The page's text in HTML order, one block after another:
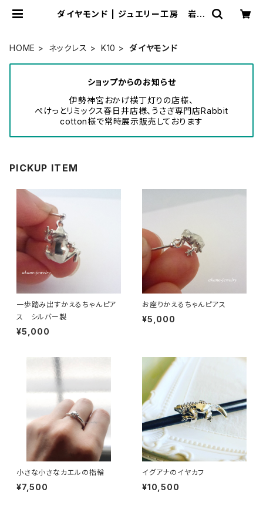
ダイヤモンド | ジュエリー工房 岩田
HOME ネックレス K10 ダイヤモンド
ショップからのお知らせ
伊勢神宮おかげ横丁灯りの店様、
ぺけっとリミックス春日井店様、うさぎ専門店Rabbit
cotton様で常時展示販売しております
PICKUP ITEM
一歩踏み出すかえるちゃんピア
ス シルバー製
¥5,000
お座りかえるちゃんピアス
¥5,000
小さな小さなカエルの指輪
¥7,500
イグアナのイヤカフ
¥10,500